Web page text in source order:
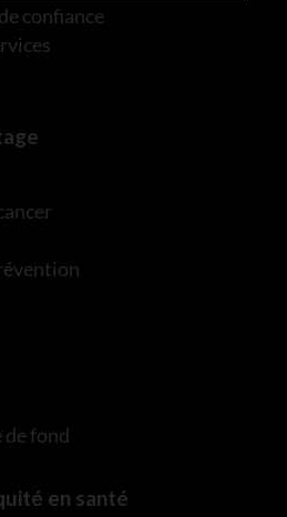
confiance
de fond
en santé